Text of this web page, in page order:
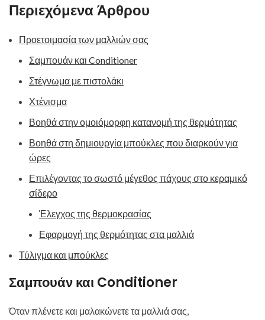
Περιεχόμενα Άρθρου
Προετοιμασία των μαλλιών σας
Σαμπουάν και Conditioner
Στέγνωμα με πιστολάκι
Χτένισμα
Βοηθά στην ομοιόμορφη κατανομή της θερμότητας
Βοηθά στη δημιουργία μπούκλες που διαρκούν για
ώρες
Επιλέγοντας το σωστό μέγεθος πάχους στο κεραμικό
σίδερο
Έλεγχος της θερμοκρασίας
Εφαρμογή της θερμότητας στα μαλλιά
Τύλιγμα και μπούκλες
Σαμπουάν και Conditioner
Όταν πλένετε και μαλακώνετε τα μαλλιά σας,